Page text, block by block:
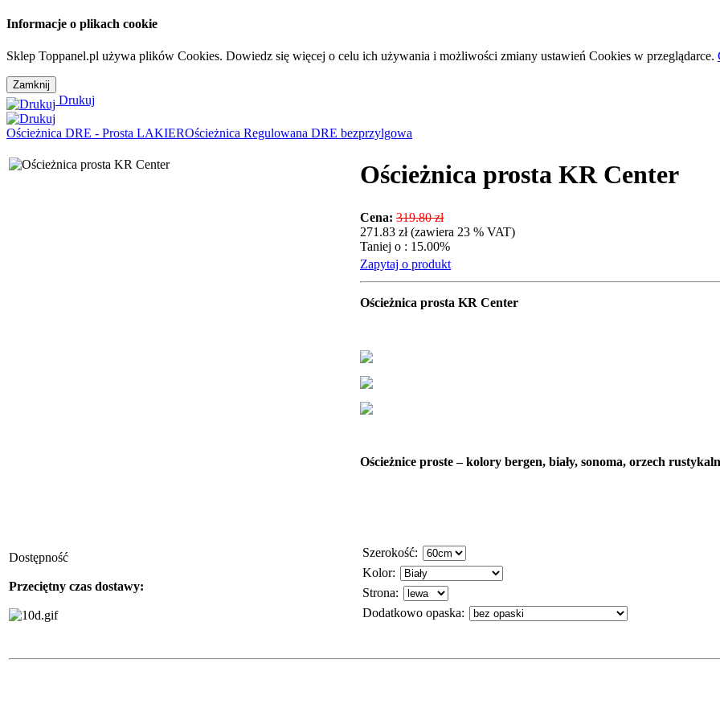
Informacje o plikach cookie
Sklep Toppanel.pl używa plików Cookies. Dowiedz się więcej o celu ich używania i możliwości zmiany ustawień Cookies w przeglądarce.
Drukuj
Ościeżnica DRE - Prosta LAKIEROścieżnica Regulowana DRE bezprzylgowa
Ościeżnica prosta KR Center
Cena: 319.80 zł
271.83 zł (zawiera 23 % VAT)
Taniej o : 15.00%
Zapytaj o produkt
Ościeżnica prosta KR Center
Ościeżnice proste – kolory bergen, biały, sonoma, orzech
Dostępność
Przeciętny czas dostawy:
Szerokość:
Kolor:
Strona:
Dodatkowo opaska: